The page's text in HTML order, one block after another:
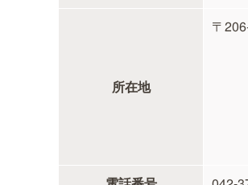
所在地
〒